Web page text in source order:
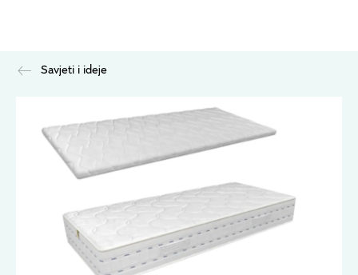
Savjeti i ideje